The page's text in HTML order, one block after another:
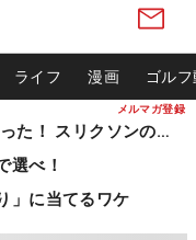
メルマガ登録
ライフ 漫画 ゴル
『4』が消え『R』が加わった！ スリクソンの新作
選べ！
」に当てるワケ